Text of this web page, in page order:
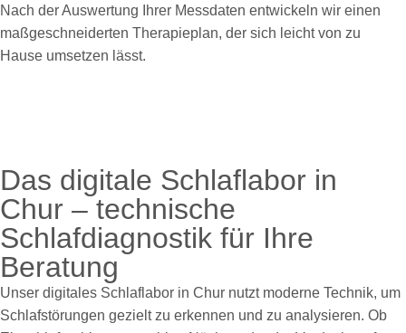
Nach der Auswertung Ihrer Messdaten entwickeln wir einen
maßgeschneiderten Therapieplan, der sich leicht von zu
Hause umsetzen lässt.
Das digitale Schlaflabor in
Chur – technische
Schlafdiagnostik für Ihre
Beratung
Unser digitales Schlaflabor in Chur nutzt moderne Technik, um
Schlafstörungen gezielt zu erkennen und zu analysieren. Ob